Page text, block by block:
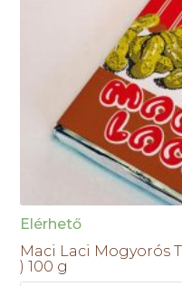
Elérhető
Maci Laci Mogyorós
) 100 g